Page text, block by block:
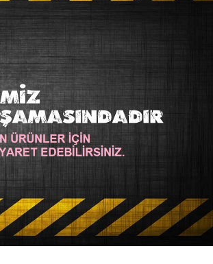
Alize 218-Bebek-Mavisi
ALIZE VELLUTO 218 BEBEK MAVISI
54,00TL
STOKTA YOK